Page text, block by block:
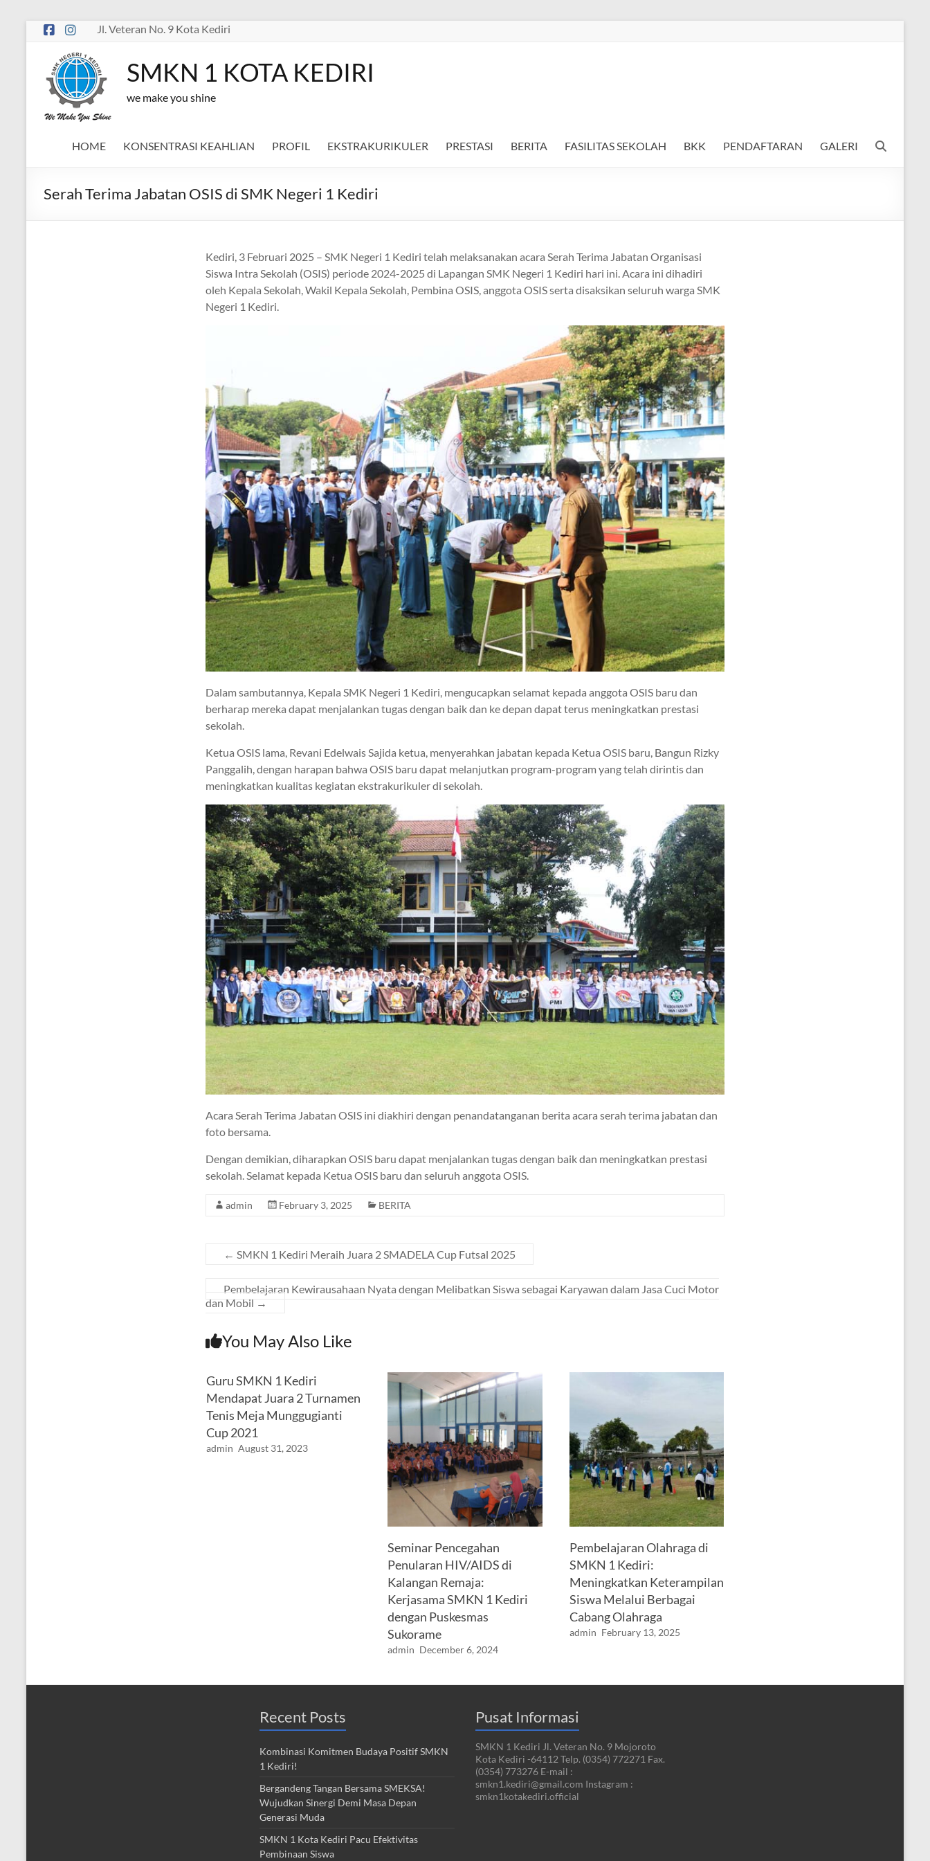
Skip
content
Jl. Veteran No. 9 Kota Kediri
SMKN 1 KOTA KEDIRI
we make you shine
HOME KONSENTRASI KEAHLIAN PROFIL EKSTRAKURIKULER PRESTASI BERITA FASILITAS SEKOLAH BKK PENDAFTARAN GALERI
Serah Terima Jabatan OSIS di SMK Negeri 1 Kediri
Kediri, 3 Februari 2025 – SMK Negeri 1 Kediri telah melaksanakan acara Serah Terima Jabatan Organisasi
Siswa Intra Sekolah (OSIS) periode 2024-2025 di Lapangan SMK Negeri 1 Kediri hari ini. Acara ini dihadiri
oleh Kepala Sekolah, Wakil Kepala Sekolah, Pembina OSIS, anggota OSIS serta disaksikan seluruh warga SMK
Negeri 1 Kediri.
Dalam sambutannya, Kepala SMK Negeri 1 Kediri, mengucapkan selamat kepada anggota OSIS baru dan
berharap mereka dapat menjalankan tugas dengan baik dan ke depan dapat terus meningkatkan prestasi
sekolah.
Ketua OSIS lama, Revani Edelwais Sajida ketua, menyerahkan jabatan kepada Ketua OSIS baru, Bangun Rizky
Panggalih, dengan harapan bahwa OSIS baru dapat melanjutkan program-program yang telah dirintis dan
meningkatkan kualitas kegiatan ekstrakurikuler di sekolah.
Acara Serah Terima Jabatan OSIS ini diakhiri dengan penandatanganan berita acara serah terima jabatan dan
foto bersama.
Dengan demikian, diharapkan OSIS baru dapat menjalankan tugas dengan baik dan meningkatkan prestasi
sekolah. Selamat kepada Ketua OSIS baru dan seluruh anggota OSIS.
admin February 3, 2025 BERITA
← SMKN 1 Kediri Meraih Juara 2 SMADELA Cup Futsal 2025
Pembelajaran Kewirausahaan Nyata dengan Melibatkan Siswa sebagai Karyawan dalam Jasa Cuci Motor
dan Mobil →
You May Also Like
Guru SMKN 1 Kediri
Mendapat Juara 2 Turnamen
Tenis Meja Munggugianti
Cup 2021
admin August 31, 2023
Seminar Pencegahan
Penularan HIV/AIDS di
Kalangan Remaja:
Kerjasama SMKN 1 Kediri
dengan Puskesmas
Sukorame
admin December 6, 2024
Pembelajaran Olahraga di
SMKN 1 Kediri:
Meningkatkan Keterampilan
Siswa Melalui Berbagai
Cabang Olahraga
admin February 13, 2025
Recent Posts
Kombinasi Komitmen Budaya Positif SMKN
1 Kediri!
Bergandeng Tangan Bersama SMEKSA!
Wujudkan Sinergi Demi Masa Depan
Generasi Muda
SMKN 1 Kota Kediri Pacu Efektivitas
Pembinaan Siswa
Pusat Informasi
SMKN 1 Kediri Jl. Veteran No. 9 Mojoroto
Kota Kediri -64112 Telp. (0354) 772271 Fax.
(0354) 773276 E-mail :
smkn1.kediri@gmail.com Instagram :
smkn1kotakediri.official